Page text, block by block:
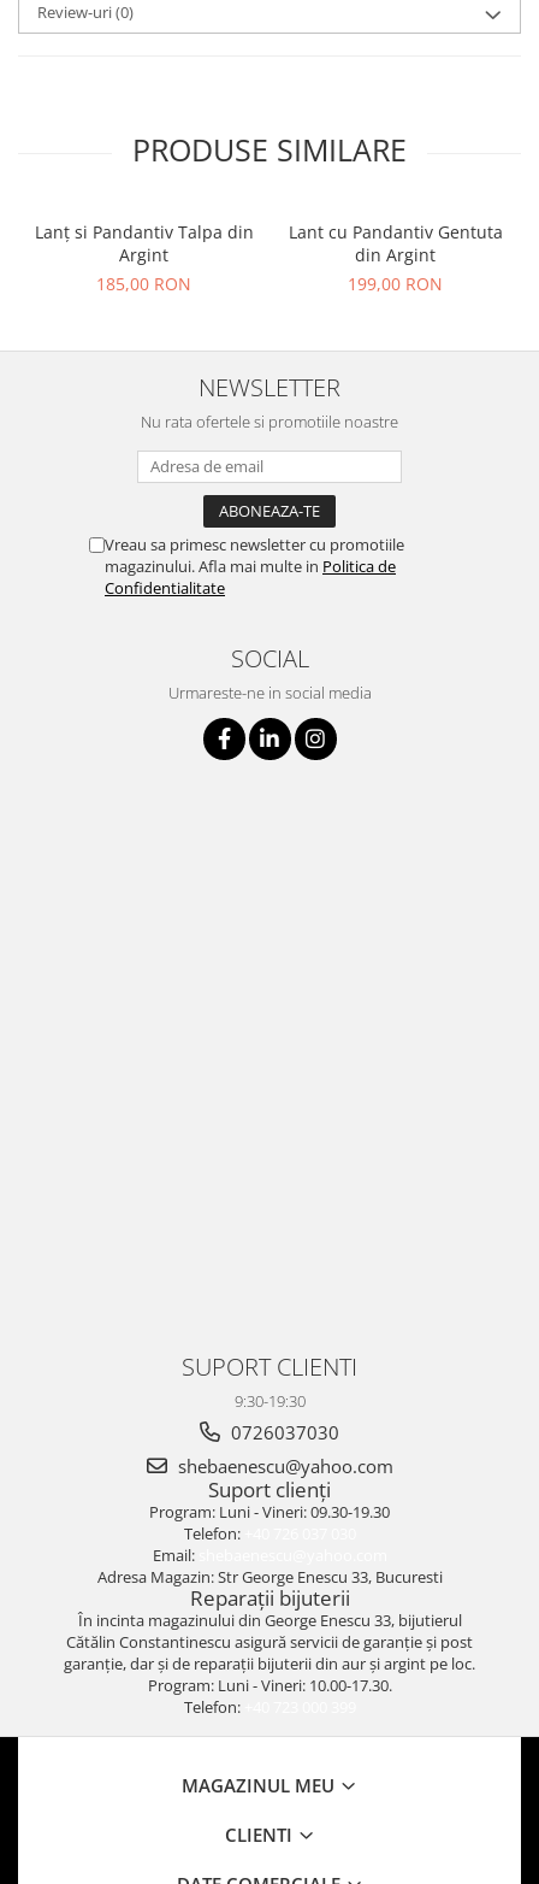
Review-uri(0)
PRODUSE SIMILARE
Lanț si Pandantiv Talpa din
Argint
185,00 RON
Lant cu Pandantiv Gentuta
din Argint
199,00 RON
NEWSLETTER
Nu rata ofertele si promotiile noastre
Vreau sa primesc newsletter cu promotiile
magazinului. Afla mai multe in Politica de
Confidentialitate
SOCIAL
Urmareste-ne in social media
SUPORT CLIENTI
9:30-19:30
0726037030
shebaenescu@yahoo.com
Suport clienți
Program: Luni - Vineri: 09.30-19.30
Telefon:
Email:
Adresa Magazin: Str George Enescu 33, Bucuresti
Reparații bijuterii
În incinta magazinului din George Enescu 33, bijutierul
Cătălin Constantinescu asigură servicii de garanție și post
garanție, dar și de reparații bijuterii din aur și argint pe loc.
Program: Luni - Vineri: 10.00-17.30.
Telefon:
MAGAZINUL MEU
CLIENTI